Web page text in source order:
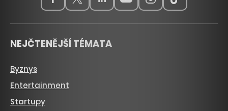
NEJČTENĚJŠÍ TÉMATA
Byznys
Entertainment
Startupy